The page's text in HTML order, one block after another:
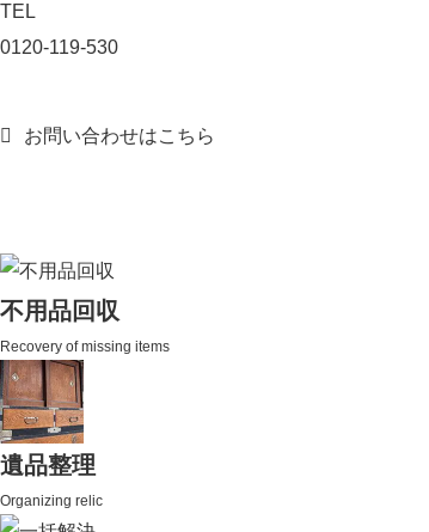
TEL
0120-119-530
お問い合わせはこちら
不用品回収
Recovery of missing items
遺品整理
Organizing relic